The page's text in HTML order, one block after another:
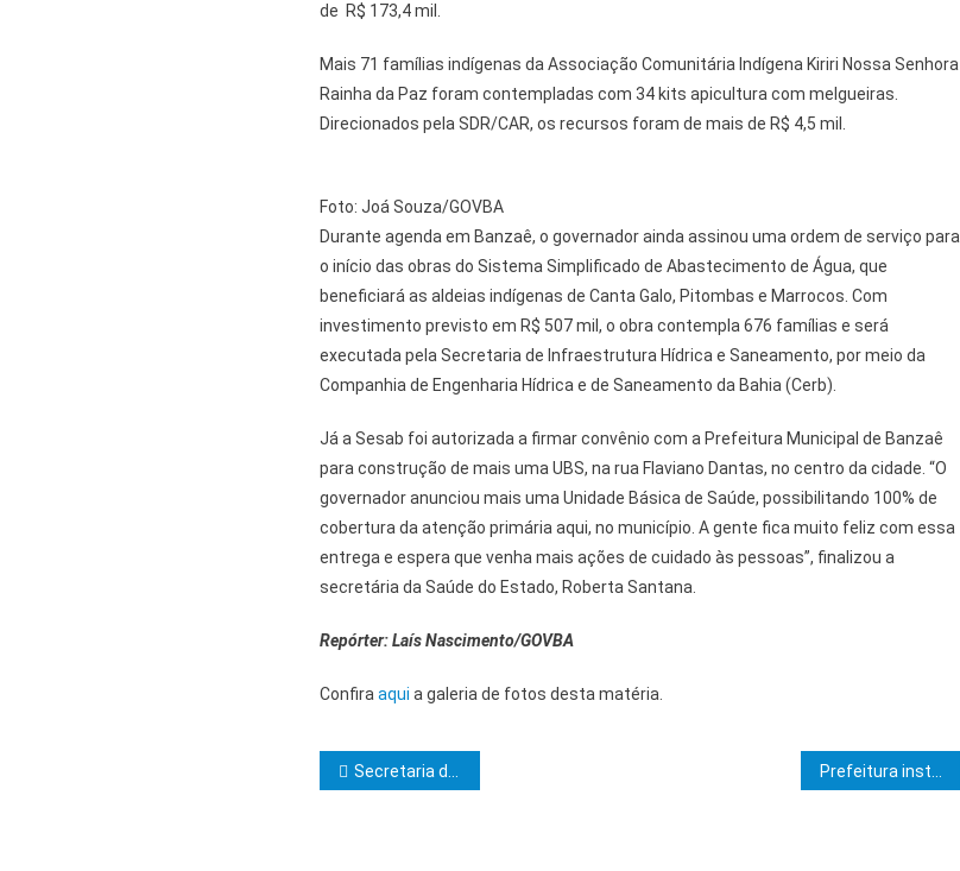
de R$ 173,4 mil.
Mais 71 famílias indígenas da Associação Comunitária Indígena Kiriri Nossa Senhora
Rainha da Paz foram contempladas com 34 kits apicultura com melgueiras.
Direcionados pela SDR/CAR, os recursos foram de mais de R$ 4,5 mil.
Foto: Joá Souza/GOVBA
Durante agenda em Banzaê, o governador ainda assinou uma ordem de serviço para
o início das obras do Sistema Simplificado de Abastecimento de Água, que
beneficiará as aldeias indígenas de Canta Galo, Pitombas e Marrocos. Com
investimento previsto em R$ 507 mil, o obra contempla 676 famílias e será
executada pela Secretaria de Infraestrutura Hídrica e Saneamento, por meio da
Companhia de Engenharia Hídrica e de Saneamento da Bahia (Cerb).
Já a Sesab foi autorizada a firmar convênio com a Prefeitura Municipal de Banzaê
para construção de mais uma UBS, na rua Flaviano Dantas, no centro da cidade. “O
governador anunciou mais uma Unidade Básica de Saúde, possibilitando 100% de
cobertura da atenção primária aqui, no município. A gente fica muito feliz com essa
entrega e espera que venha mais ações de cuidado às pessoas”, finalizou a
secretária da Saúde do Estado, Roberta Santana.
Repórter: Laís Nascimento/GOVBA
Confira aqui a galeria de fotos desta matéria.
Navegação de Post
Secretaria da Educação do Estado realiza campanha de apoio a desabrigados pelas chuvas e arrecada 2,3 toneladas de alimentos